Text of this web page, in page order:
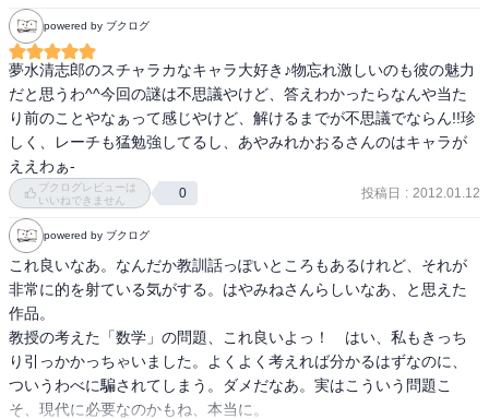
見習うな、という事でいるのでしょうか？
推理する所だけを見れば、きちんと仕事をしてるかのようですが
それ以外は…掃除の人が引っ張って怒っているのには納得、です。
powered by ブクログ
夢水清志郎のスチャラカなキャラ大好き♪物忘れ激しいのも彼の魅力
だと思うわ^^今回の謎は不思議やけど、答えわかったらなんや当た
り前のことやなぁって感じやけど、解けるまでが不思議でならん!!珍
しく、レーチも猛勉強してるし、あやみれかおるさんのはキャラが
ええわぁ-
ブクログレビューは
いいねできません
0 投稿日 : 2012.01.12
powered by ブクログ
これ良いなあ。なんだか教訓話っぽいところもあるけれど、それが
非常に的を射ている気がする。はやみねさんらしいなあ、と思えた
作品。
教授の考えた「数学」の問題、これ良いよっ！　はい、私もきっち
り引っかかっちゃいました。よくよく考えれば分かるはずなのに、
ついうわべに騙されてしまう。ダメだなあ。実はこういう問題こ
そ、現代に必要なのかもね、本当に。